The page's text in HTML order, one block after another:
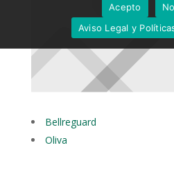
Bellreguard
Oliva
Acepto
Aviso Legal y